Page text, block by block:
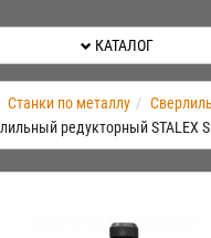
КАТАЛОГ
Станки по металлу
редукторный STALEX